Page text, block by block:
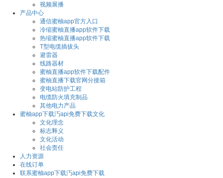
视频展播
产品中心
通信蜜柚app官方入口
冷缩蜜柚直播app软件下载
热缩蜜柚直播app软件下载
T型电缆插拔头
避雷器
线路器材
蜜柚直播app软件下载配件
蜜柚直播下载官网分接箱
变电站防护工程
电缆防火填充制品
其他电力产品
蜜柚app下载汅api免费下载文化
文化理念
标志释义
文化活动
社会责任
人力资源
在线订单
联系蜜柚app下载汅api免费下载